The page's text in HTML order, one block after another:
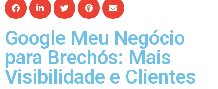
Google Meu Negócio
para Brechós: Mais
Visibilidade e Clientes